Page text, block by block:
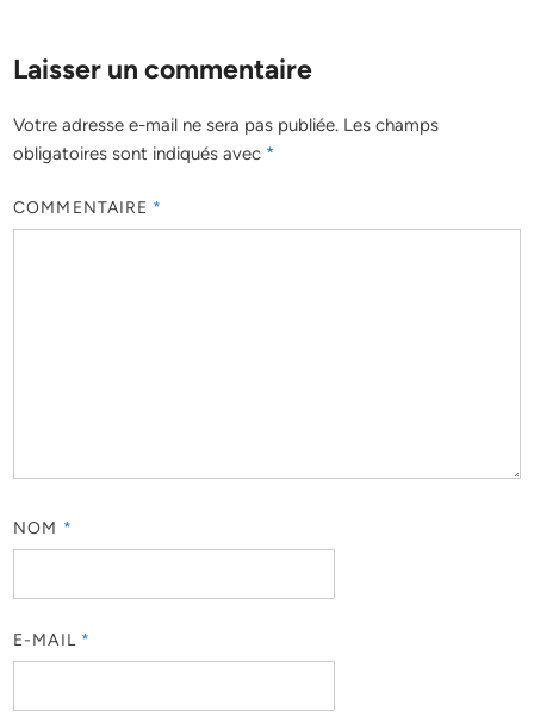
Laisser un commentaire
Votre adresse e-mail ne sera pas publiée. Les champs
obligatoires sont indiqués avec *
COMMENTAIRE *
NOM *
E-MAIL *